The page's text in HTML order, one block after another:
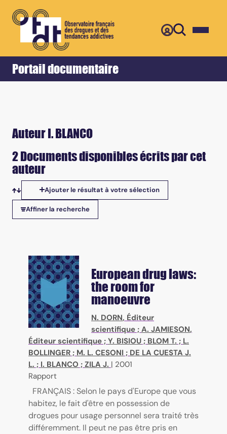
Portail documentaire
Accueil Retour
Auteur I. BLANCO
2 Documents disponibles écrits par cet
auteur
Tris disponibles
Ajouter le résultat à votre sélection
Affiner la recherche
European drug laws:
the room for
manoeuvre
N. DORN, Éditeur
scientifique ; A. JAMIESON,
Éditeur scientifique ; Y. BISIOU ; BLOM T. ; L.
BOLLINGER ; M. L. CESONI ; DE LA CUESTA J.
L. ; I. BLANCO ; ZILA J. | 2001
Rapport
FRANÇAIS : Selon le pays d'Europe que vous
habitez, le fait d'être en possession de
drogues pour usage personnel sera traité très
différemment. Il peut ne pas être pris en